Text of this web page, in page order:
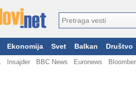
Ekonomija Svet Balkan Društvo
Insajder BBC News Euronews